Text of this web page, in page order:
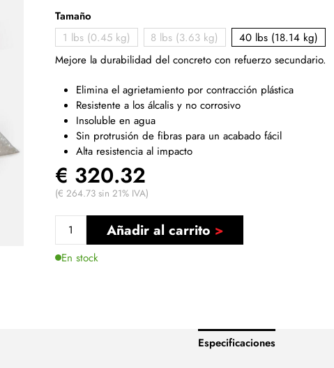
Tamaño
1 lbs (0.45 kg)
8 lbs (3.63 kg)
40 lbs (18.14 kg)
Mejore la durabilidad del concreto con refuerzo secundario.
Elimina el agrietamiento por contracción plástica
Resistente a los álcalis y no corrosivo
Insoluble en agua
Sin protrusión de fibras para un acabado fácil
Alta resistencia al impacto
€ 320.32
(€ 264.73 sin 21% IVA)
Añadir al carrito
En stock
Especificaciones